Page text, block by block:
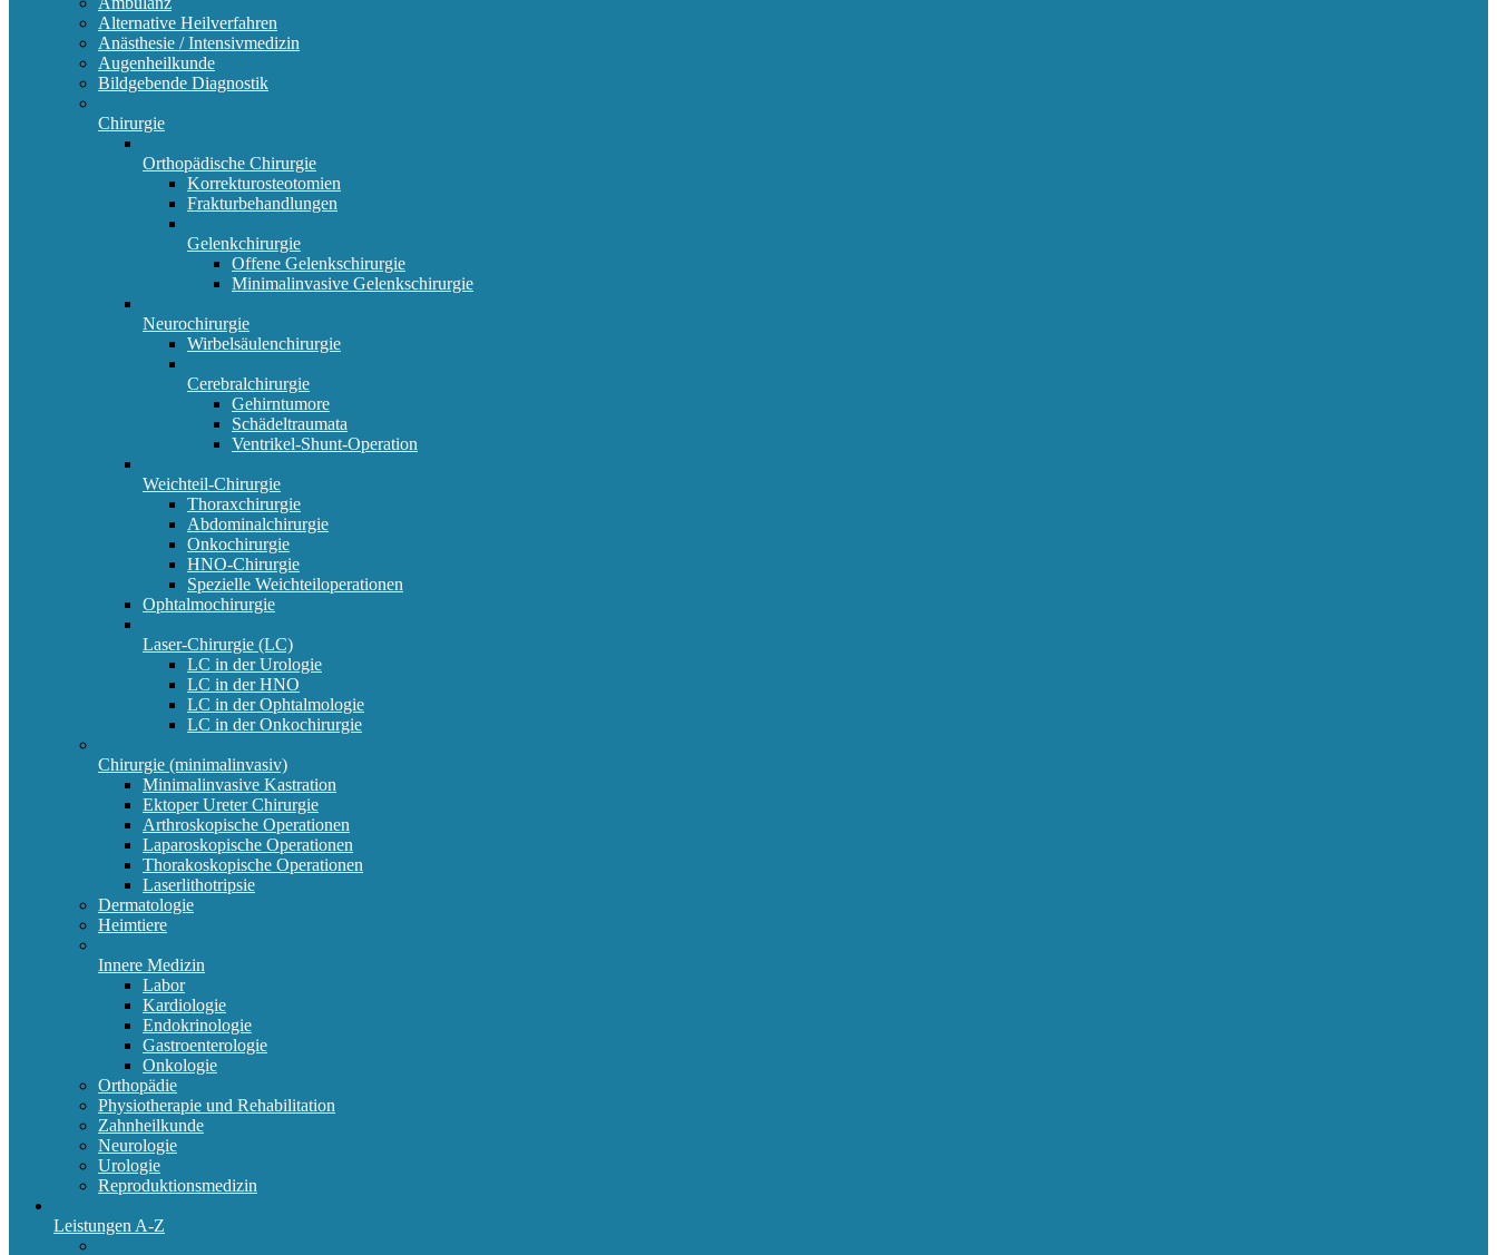
Alternative Heilverfahren
Anästhesie / Intensivmedizin
Augenheilkunde
Bildgebende Diagnostik
Chirurgie
Orthopädische Chirurgie
Korrekturosteotomien
Frakturbehandlungen
Gelenkchirurgie
Offene Gelenkschirurgie
Minimalinvasive Gelenkschirurgie
Neurochirurgie
Wirbelsäulenchirurgie
Cerebralchirurgie
Gehirntumore
Schädeltraumata
Ventrikel-Shunt-Operation
Weichteil-Chirurgie
Thoraxchirurgie
Abdominalchirurgie
Onkochirurgie
HNO-Chirurgie
Spezielle Weichteiloperationen
Ophtalmochirurgie
Laser-Chirurgie (LC)
LC in der Urologie
LC in der HNO
LC in der Ophtalmologie
LC in der Onkochirurgie
Chirurgie (minimalinvasiv)
Minimalinvasive Kastration
Ektoper Ureter Chirurgie
Arthroskopische Operationen
Laparoskopische Operationen
Thorakoskopische Operationen
Laserlithotripsie
Dermatologie
Heimtiere
Innere Medizin
Labor
Kardiologie
Endokrinologie
Gastroenterologie
Onkologie
Orthopädie
Physiotherapie und Rehabilitation
Zahnheilkunde
Neurologie
Urologie
Reproduktionsmedizin
Leistungen A-Z